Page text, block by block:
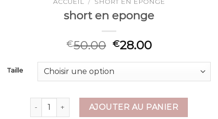
short en eponge
€50.00 €28.00
Taille
quantité de short en epongeAJOUTER AU PANIER